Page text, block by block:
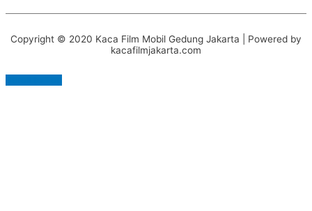
Copyright © 2020 Kaca Film Mobil Gedung Jakarta | Powered by
kacafilmjakarta.com